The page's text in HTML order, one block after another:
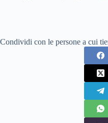
Condividi con le persone a cui